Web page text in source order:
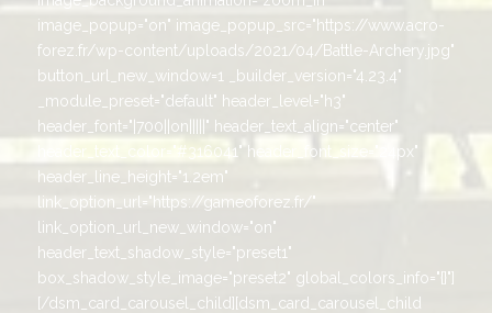
image_popup="on" image_popup_src="https://www.acro-
forez.fr/wp-content/uploads/2021/04/Battle-Archery.jpg"
button_url_new_window=1 _builder_version="4.23.4"
_module_preset="default" header_level="h3"
header_font="|700||on|||||" header_text_align="center"
header_text_color="#316041" header_font_size="24px"
header_line_height="1.2em"
link_option_url="https://gameoforez.fr/"
link_option_url_new_window="on"
header_text_shadow_style="preset1"
box_shadow_style_image="preset2" global_colors_info="{}"]
[/dsm_card_carousel_child][dsm_card_carousel_child